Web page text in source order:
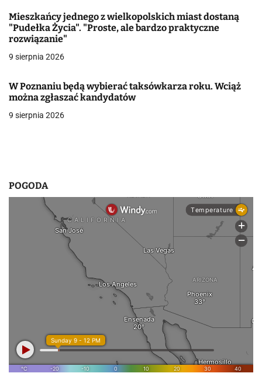
w
p
s
u
Mieszkańcy jednego z wielkopolskich miast dostaną
"Pudełka Życia". "Proste, ale bardzo praktyczne
rozwiązanie"
9 sierpnia 2026
W Poznaniu będą wybierać taksówkarza roku. Wciąż
można zgłaszać kandydatów
9 sierpnia 2026
POGODA